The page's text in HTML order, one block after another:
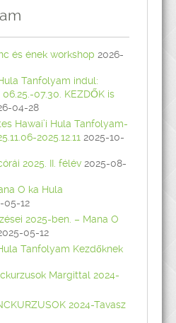
és ének workshop 2026-
Tanfolyam indul:
07.30. KEZDŐK is
04-28
Hawai’i Hula Tanfolyam-
2025.12.11 2025-10-
2025. II. félév 2025-08-
O ka Hula
05-12
2025-ben. – Mana O
05-12
Tanfolyam Kezdőknek
Margittal 2024-
2024-Tavasz